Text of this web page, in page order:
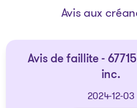
Avis aux
Avis de faillite -
inc.
2024-12-03